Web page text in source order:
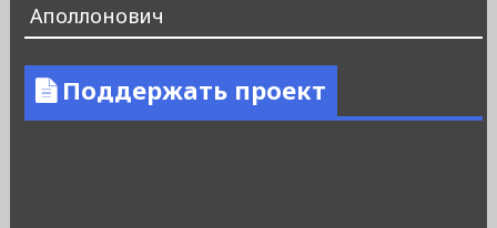
Аполлонович
Поддержать проект